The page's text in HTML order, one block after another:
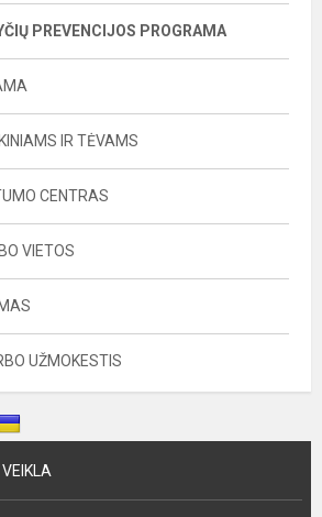
PREVENCIJOS PROGRAMA
IR TĖVAMS
CENTRAS
VIETOS
UŽMOKESTIS